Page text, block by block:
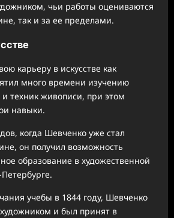
чьи работы оцениваются
так и за ее пределами.
карьеру в искусстве как
много времени изучению
техник живописи, при этом
навыки.
когда Шевченко уже стал
он получил возможность
образование в художественной
учебы в 1844 году, Шевченко
и был принят в